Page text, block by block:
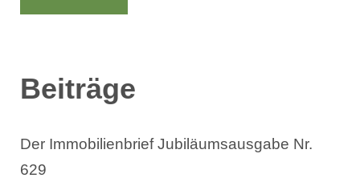
e
Beiträge
Der Immobilienbrief Jubiläumsausgabe Nr.
629